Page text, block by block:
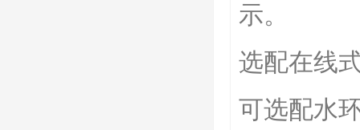
示。
选配在线
可选配水